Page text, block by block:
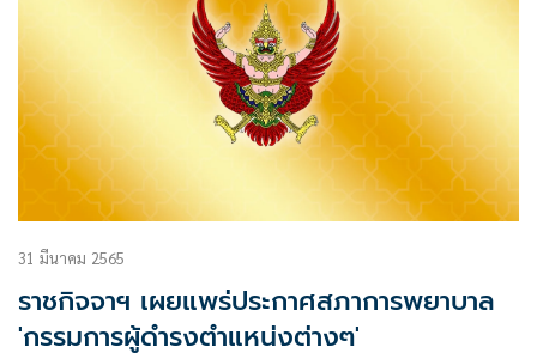
31 มีนาคม 2565
ราชกิจจาฯ เผยแพร่ประกาศสภาการพยาบาล
'กรรมการผู้ดำรงตำแหน่งต่างๆ'